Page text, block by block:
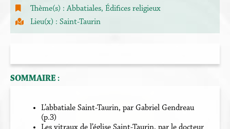
Thème(s) :Abbatiales, Édifices religieux
Lieu(x) : Saint-Taurin
SOMMAIRE :
L’abbatiale Saint-Taurin, par Gabriel Gendreau
(p.3)